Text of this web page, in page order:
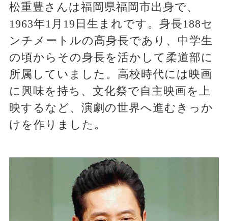
松重豊さんは福岡県福岡市出身で、
1963年1月19日生まれです。身長188セ
ンチメートルの高身長であり、中学生
の頃からその身長を活かして柔道部に
所属していました。高校時代には映画
に興味を持ち、文化祭で自主映画を上
映するなど、演劇の世界へ進むきっか
けを作りました。